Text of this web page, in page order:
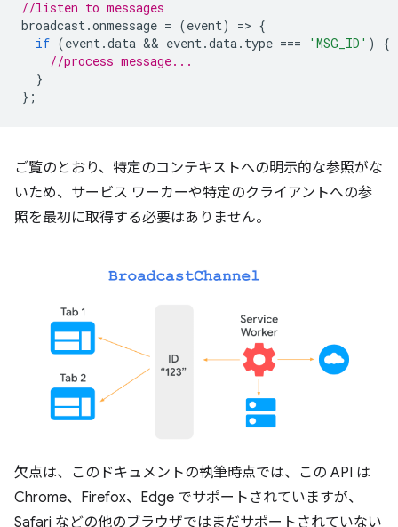
//listen to messages
broadcast.onmessage = (event) => {
if (event.data && event.data. type === 'MSG_ID' )
{
//process message...
}
};
ご覧のとおり、特定のコンテキストへの明示的な参照がな
いため、サービス ワーカーや特定のクライアントへの参
照を最初に取得する必要はありません。
欠点は、このドキュメントの執筆時点では、この API は
Chrome、Firefox、Edge でサポートされていますが、
Safari などの他のブラウザではまだサポートされていない